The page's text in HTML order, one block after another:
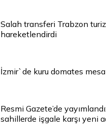
Salah transferi Trabzon
hareketlendirdi
İzmir`de kuru domates
Resmi Gazete’de
sahillerde işgale karşı yeni